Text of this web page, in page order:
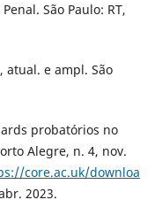
Penal. São Paulo: RT,
atual. e ampl. São
probatórios no
Alegre, n. 4, nov.
core.ac.uk/downloa
2023.